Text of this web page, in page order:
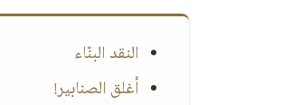
النقد البنّاء
أغلق الصنابير!